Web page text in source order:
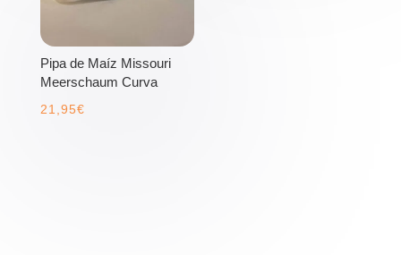
Pipa de Maíz Missouri
Meerschaum Curva
21,95€